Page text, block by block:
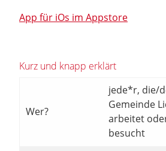
App für iOs im Appstore
Kurz und knapp erklärt
Wer?
jede*r, die/
Gemeinde
arbeitet
besucht